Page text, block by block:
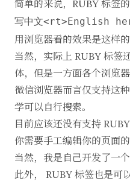
简单的来说，RUBY 标签的
写中文<rt>English
用浏览器看的效果是这样的
当然，实际上 RUBY 标签
体，但是一方面各个浏览
微信浏览器而言仅支持这
学可以自行搜索。
目前应该还没有支持
你需要手工编辑你的页面
当然，我是自己开发了一
此外， RUBY 标签也是可